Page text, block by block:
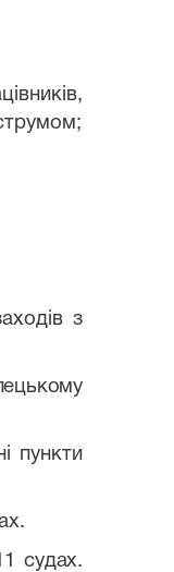
з
пункти
судах.